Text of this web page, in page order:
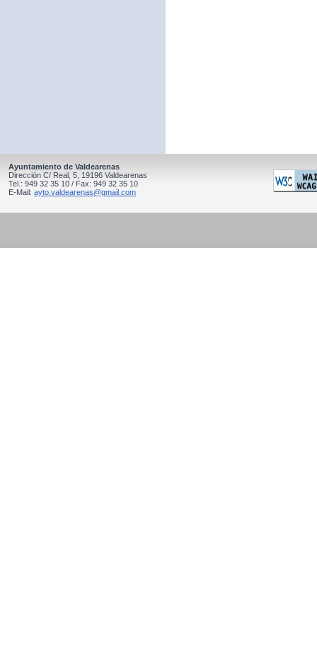
Ayuntamiento de Valdearenas
Dirección C/ Real, 5, 19196 Valdearenas
Tel.: 949 32 35 10 / Fax: 949 32 35 10
E-Mail: ayto.valdearenas@gmail.com